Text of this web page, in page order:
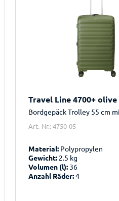
Travel Line 4700+ olive
Bordgepäck Trolley 55 cm
Art.-Nr.: 4750-05
Material: Polypropylen
Gewicht: 2.5 kg
Volumen (l): 36
Anzahl Räder:4